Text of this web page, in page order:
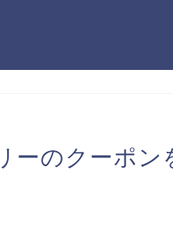
ーのクーポン